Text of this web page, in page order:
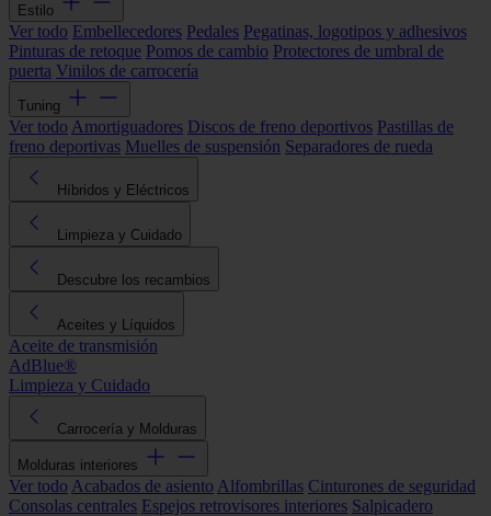
Estilo
Ver todo Embellecedores Pedales Pegatinas, logotipos y adhesivos
Pinturas de retoque Pomos de cambio Protectores de umbral de
puerta Vinilos de carrocería
Tuning
Ver todo Amortiguadores Discos de freno deportivos Pastillas de
freno deportivas Muelles de suspensión Separadores de rueda
Híbridos y Eléctricos
Limpieza y Cuidado
Descubre los recambios
Aceites y Líquidos
Aceite de transmisión
AdBlue®
Limpieza y Cuidado
Carrocería y Molduras
Molduras interiores
Ver todo Acabados de asiento Alfombrillas Cinturones de seguridad
Consolas centrales Espejos retrovisores interiores Salpicadero